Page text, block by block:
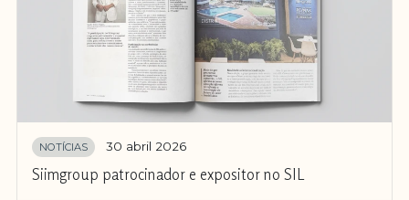
NOTÍCIAS 30 abril 2026
Siimgroup patrocinador e expositor no SIL